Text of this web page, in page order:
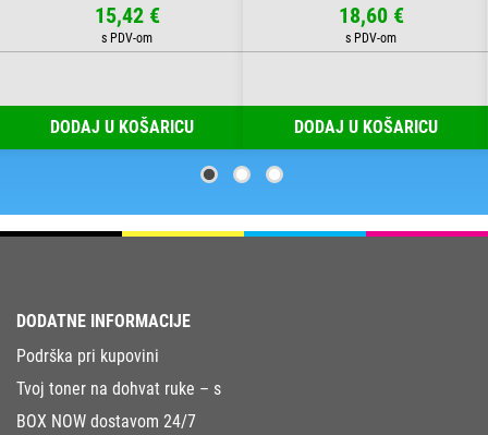
15,42 €
DODAJ U KOŠARICU
18,60 €
DODAJ U KOŠARICU
DODATNE INFORMACIJE
Podrška pri kupovini
Tvoj toner na dohvat ruke – s
BOX NOW dostavom 24/7